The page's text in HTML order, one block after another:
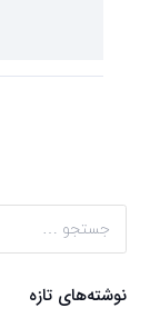
برای:
نوشته‌های تازه